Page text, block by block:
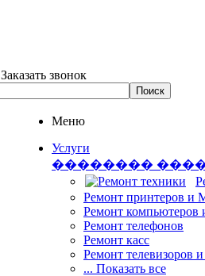
Заказать звонок
Меню
Услуги
��������
Ремонт принтеров
Ремонт компьютеров
Ремонт телефонов
Ремонт касс
Ремонт телевизоров
... Показать все